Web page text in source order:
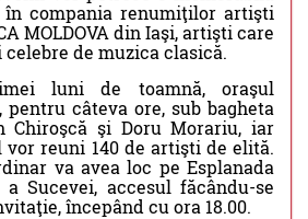
în compania renumiţilor artişti
MOLDOVA din Iaşi, artişti care
de muzica clasică.
luni de toamnă, oraşul
pentru câteva ore, sub bagheta
Chiroşcă şi Doru Morariu, iar
reuni 140 de artişti de elită.
va avea loc pe Esplanada
Sucevei, accesul făcându-se
începând cu ora 18.00.